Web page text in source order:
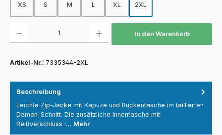
XS S M L XL 2XL
In den Warenkorb
Artikel-Nr.: 7335344-2XL
Beschreibung
Leichte Zip-Jacke mit Kapuze und Rückentasche im taillierten
Damen-Schnitt. Die zusätzliche Innentasche mit
Reißverschluss i… Mehr